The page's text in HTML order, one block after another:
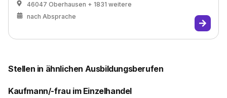
46047 Oberhausen + 1831 weitere
nach Absprache
Stellen in ähnlichen Ausbildungsberufen
Kaufmann/-frau im Einzelhandel